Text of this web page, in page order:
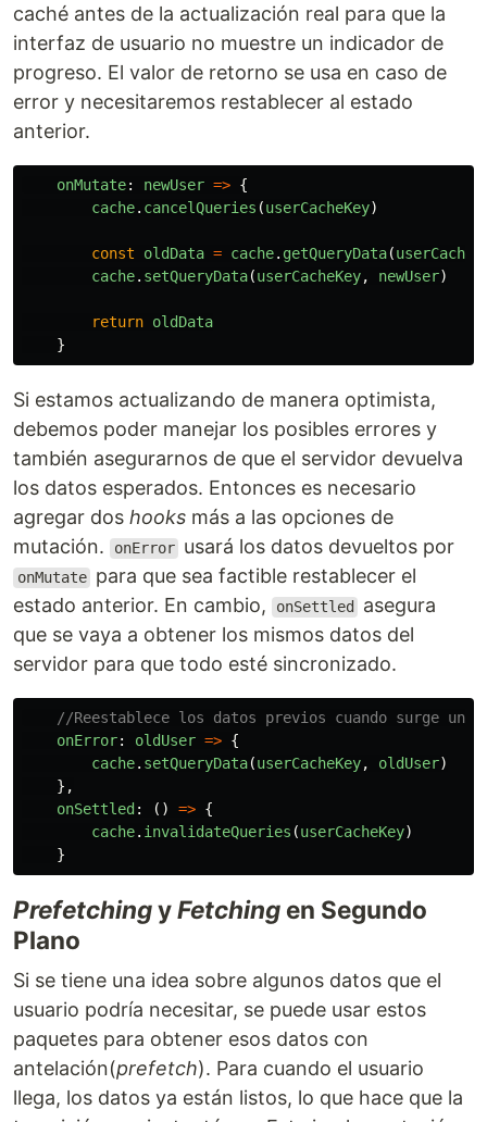
caché antes de la actualización real para que la
interfaz de usuario no muestre un indicador de
progreso. El valor de retorno se usa en caso de
error y necesitaremos restablecer al estado
anterior.
onMutate: newUser => {
cache. cancelQueries (userCacheKey)
const oldData = cache. getQueryData(
cache. setQueryData(userCacheKey, newUser)
return oldData
}
Si estamos actualizando de manera optimista,
debemos poder manejar los posibles errores y
también asegurarnos de que el servidor devuelva
los datos esperados. Entonces es necesario
agregar dos hooks más a las opciones de
mutación.
onError usará los datos devueltos por
onMutate para que sea factible restablecer el
estado anterior. En cambio,
onSettled
asegura
que se vaya a obtener los mismos datos del
servidor para que todo esté sincronizado.
//Reestablece los datos previos cuando surge un
onError: oldUser => {
cache. setQueryData(userCacheKey, oldUser)
},
onSettled : () => {
cache. invalidateQueries (userCacheKey)
}
PrefetchingyFetching en Segundo
Plano
Si se tiene una idea sobre algunos datos que el
usuario podría necesitar, se puede usar estos
paquetes para obtener esos datos con
antelación(prefetch). Para cuando el usuario
llega, los datos ya están listos, lo que hace que la